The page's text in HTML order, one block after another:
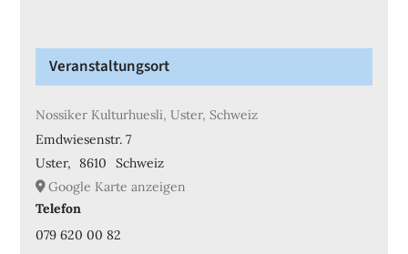
Veranstaltungsort
Nossiker Kulturhuesli, Uster, Schweiz
Emdwiesenstr. 7
Uster, 8610
Schweiz
Google Karte anzeigen
Telefon
079 620 00 82